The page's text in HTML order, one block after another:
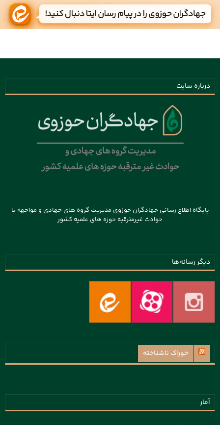
درباره سایت
پایگاه اطلاع رسانی جهادگران حوزوی مدیریت گروه های جهادی و مواجهه با
حوادث غیرمترقبه حوزه های علمیه کشور
دیگر رسانه‌ها
خوراک ناشناخته
آمار